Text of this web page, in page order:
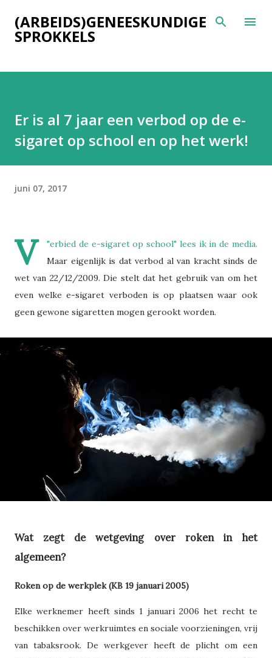
Doorgaan naar hoofdcontent
(ARBEIDS)GENEESKUNDIGE
SPROKKELS
Er is al 7 jaar een verbod op de e-
sigaret op school en op het werk!
juni 07, 2017
"
V erbied de e-sigaret op school" lees ik in de media.
Maar eigenlijk is dat verbod al van kracht sinds de
wet van 22/12/2009. Die stelt dat het gebruik van om het
even welke e-sigaret verboden is op plaatsen waar ook
geen gewone sigaretten mogen gerookt worden.
Wat zegt de wetgeving over roken in het
algemeen?
Roken op de werkplek (KB 19 januari 2005)
Elke werknemer heeft sinds 1 januari 2006 het recht te
beschikken over werkruimtes en sociale voorzieningen, vrij
van tabaksrook. De werkgever heeft de plicht om een